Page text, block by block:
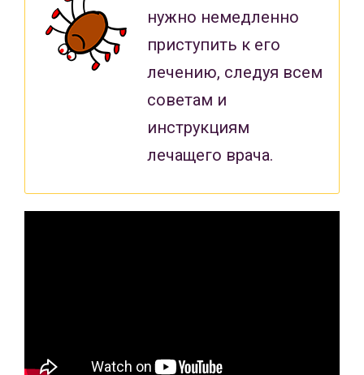
нужно немедленно
приступить к его
лечению, следуя всем
советам и
инструкциям
лечащего врача.